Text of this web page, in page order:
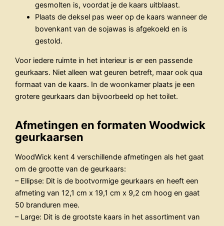
gesmolten is, voordat je de kaars uitblaast.
Plaats de deksel pas weer op de kaars wanneer de
bovenkant van de sojawas is afgekoeld en is
gestold.
Voor iedere ruimte in het interieur is er een passende
geurkaars. Niet alleen wat geuren betreft, maar ook qua
formaat van de kaars. In de woonkamer plaats je een
grotere geurkaars dan bijvoorbeeld op het toilet.
Afmetingen en formaten Woodwick
geurkaarsen
WoodWick kent 4 verschillende afmetingen als het gaat
om de grootte van de geurkaars:
– Ellipse: Dit is de bootvormige geurkaars en heeft een
afmeting van 12,1 cm x 19,1 cm x 9,2 cm hoog en gaat
50 branduren mee.
– Large: Dit is de grootste kaars in het assortiment van